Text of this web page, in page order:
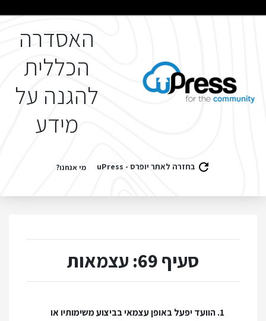
האסדרה
הכללית
להגנה על
מידע
בחזרה לאתר יופרס - uPress מי אנחנו?
סעיף 69: עצמאות
1. הוועד יפעל באופן עצמאי בביצוע משימותיו או